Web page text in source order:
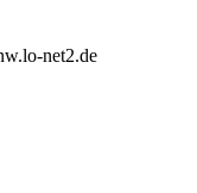
net2.de